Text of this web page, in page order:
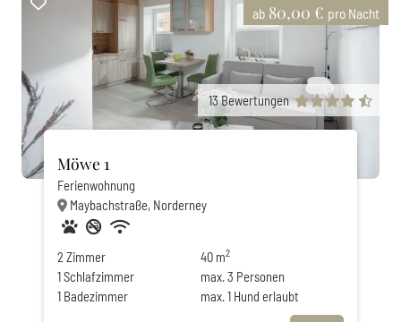
ab 80,00 € pro Nacht
13Bewertungen
Möwe 1
Ferienwohnung
Maybachstraße, Norderney
Haustiere erlaubt
Nichtraucher
Privatparkplatz
WLAN
2 Zimmer
1Schlafzimmer
1 Badezimmer
40 m2
max. 3 Personen
max. 1 Hund erlaubt